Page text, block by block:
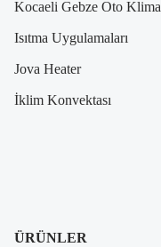
Kocaeli Gebze Oto Klima
Isıtma Uygulamaları
Jova Heater
İklim Konvektası
ÜRÜNLER